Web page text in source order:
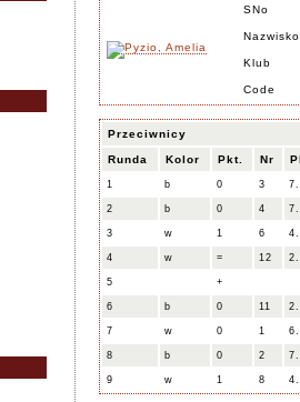
SNo
Klub
Code
Przeciwnicy
Runda Kolor Pkt. Nr
1 b 0 3
2 b 0 4
3 w 1 6
4 w = 12
5 +
6 b 0 11
7 w 0 1
8 b 0 2
9 w 1 8